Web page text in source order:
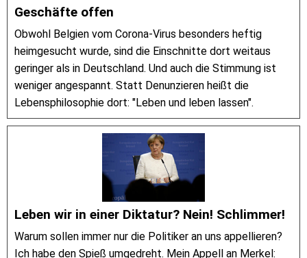
Geschäfte offen
Obwohl Belgien vom Corona-Virus besonders heftig
heimgesucht wurde, sind die Einschnitte dort weitaus
geringer als in Deutschland. Und auch die Stimmung ist
weniger angespannt. Statt Denunzieren heißt die
Lebensphilosophie dort: "Leben und leben lassen".
Leben wir in einer Diktatur? Nein! Schlimmer!
Warum sollen immer nur die Politiker an uns appellieren?
Ich habe den Spieß umgedreht. Mein Appell an Merkel: